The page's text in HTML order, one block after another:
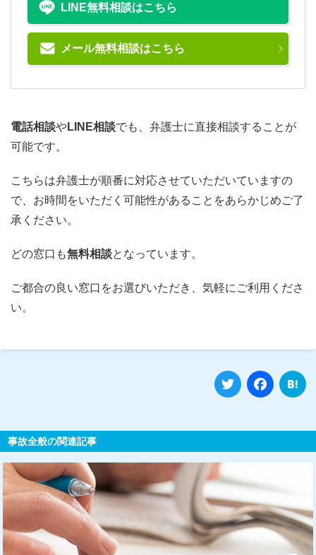
LINE無料相談はこちら
メール無料相談はこちら
電話相談やLINE相談でも、弁護士に直接相談することが
可能です。
こちらは弁護士が順番に対応させていただいていますの
で、お時間をいただく可能性があることをあらかじめご了
承ください。
どの窓口も無料相談となっています。
ご都合の良い窓口をお選びいただき、気軽にご利用くださ
い。
Twitter
事故全般の関連記事